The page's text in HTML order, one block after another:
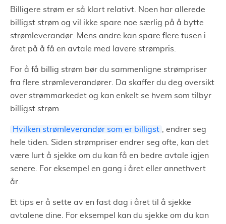
Billigere strøm er så klart relativt. Noen har allerede
billigst strøm og vil ikke spare noe særlig på å bytte
strømleverandør. Mens andre kan spare flere tusen i
året på å få en avtale med lavere strømpris.
For å få billig strøm bør du sammenligne strømpriser
fra flere strømleverandører. Da skaffer du deg oversikt
over strømmarkedet og kan enkelt se hvem som tilbyr
billigst strøm.
Hvilken strømleverandør som er billigst
, endrer seg
hele tiden. Siden strømpriser endrer seg ofte, kan det
være lurt å sjekke om du kan få en bedre avtale igjen
senere. For eksempel en gang i året eller annethvert
år.
Et tips er å sette av en fast dag i året til å sjekke
avtalene dine. For eksempel kan du sjekke om du kan